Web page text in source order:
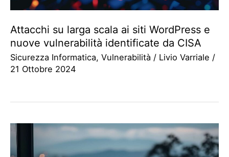
Attacchi su larga scala ai siti WordPress e
nuove vulnerabilità identificate da CISA
Sicurezza Informatica, Vulnerabilità / Livio Varriale /
21 Ottobre 2024